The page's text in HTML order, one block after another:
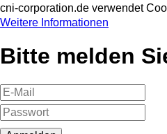
cni-corporation.de verwendet
Weitere Informationen
Bitte melden